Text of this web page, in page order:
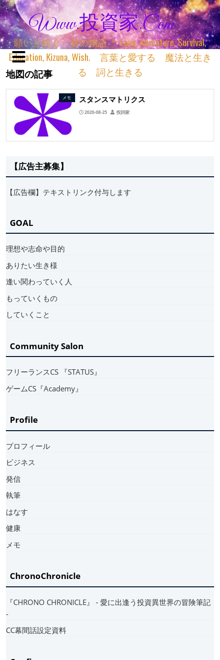
Www.投資家.com
願いと紡ぐ 君の物語 ＊ Love, Adventure, Survival,
Education, Kizuna, Wish. 言葉と愛する 魔法と生き
る 詞と生きる
地図の記事
メモ スタンスマトリクス
2020-08-25 投詞家
【広告主募集】
【広告欄】テキストリンク付与します
GOAL
理想や志命や目的
ありたい生き様
逢い関わっていく人
もっていくもの
していくこと
Community Salon
フリーランスCS 『STATUS』
ゲームCS『Academy』
Profile
プロフィール
ビジネス
発信
執筆
はなす
健康
メモ
ChronoChronicle
『CHRONO CHRONICLE』 ‐ 愛に出逢う投資異世界の冒険筆記
‐
CC幕間話設定資料